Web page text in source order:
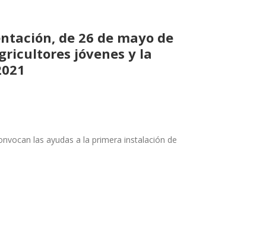
de 26 de mayo de
jóvenes y la
las ayudas a la primera instalación de